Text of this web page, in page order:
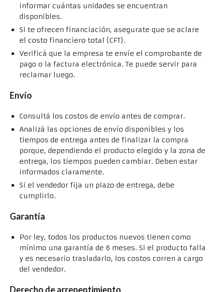
informar cuántas unidades se encuentran
disponibles.
Si te ofrecen financiación, asegurate que se aclare
el costo financiero total (CFT).
Verificá que la empresa te envíe el comprobante de
pago o la factura electrónica. Te puede servir para
reclamar luego.
Envío
Consultá los costos de envío antes de comprar.
Analizá las opciones de envío disponibles y los
tiempos de entrega antes de finalizar la compra
porque, dependiendo el producto elegido y la zona de
entrega, los tiempos pueden cambiar. Deben estar
informados claramente.
Si el vendedor fija un plazo de entrega, debe
cumplirlo.
Garantía
Por ley, todos los productos nuevos tienen como
mínimo una garantía de 6 meses. Si el producto falla
y es necesario trasladarlo, los costos corren a cargo
del vendedor.
Derecho de arrepentimiento